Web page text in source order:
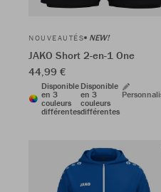
NOUVEAUTÉS NEW!
JAKO Short 2-en-1 One
44,99 €
Disponible
en 3
couleurs
différentes
Disponible
en 3
couleurs
différentes